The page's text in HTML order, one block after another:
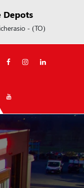
Depots
- (TO)